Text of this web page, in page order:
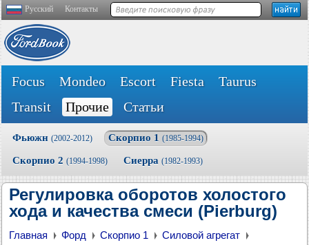
Русский Контакты
Focus Mondeo Escort Fiesta
Taurus
Transit
Прочие Статьи
Фьюжн (2002-2012) Скорпио 1 (1985-1994)
Скорпио 2 (1994-1998) Сиерра (1982-1993)
Регулировка оборотов холостого
хода и качества смеси (Pierburg)
Главная Форд Скорпио 1
Силовой агрегат